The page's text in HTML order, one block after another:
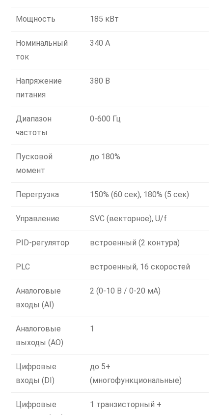
Мощность 185 кВт
Номинальный
ток
340 А
Напряжение
питания
380 В
Диапазон
частоты
0-600 Гц
Пусковой
момент
до 180%
Перегрузка 150% (60 сек), 180% (5 сек)
Управление SVC (векторное), U/f
PID-регулятор встроенный (2 контура)
PLC встроенный, 16 скоростей
Аналоговые
входы (AI)
2 (0-10 В / 0-20 мА)
Аналоговые
выходы (AO)
1
Цифровые
входы (DI)
до 5+
(многофункциональные)
Цифровые
1 транзисторный +